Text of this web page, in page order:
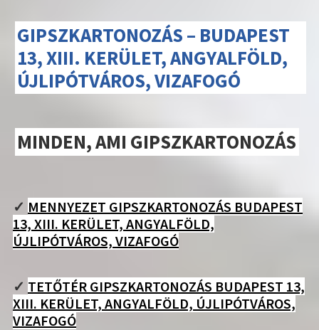
GIPSZKARTONOZÁS – BUDAPEST
13, XIII. KERÜLET, ANGYALFÖLD,
ÚJLIPÓTVÁROS, VIZAFOGÓ
MINDEN, AMI GIPSZKARTONOZÁS
✓ MENNYEZET GIPSZKARTONOZÁS BUDAPEST
13, XIII. KERÜLET, ANGYALFÖLD,
ÚJLIPÓTVÁROS, VIZAFOGÓ
✓ TETŐTÉR GIPSZKARTONOZÁS BUDAPEST 13,
XIII. KERÜLET, ANGYALFÖLD, ÚJLIPÓTVÁROS,
VIZAFOGÓ